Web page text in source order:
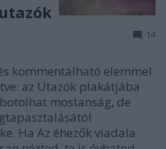
14
kommentálható elemmel
az Utazók plakátjába
mostanság, de
Ha Az éhezők viadala